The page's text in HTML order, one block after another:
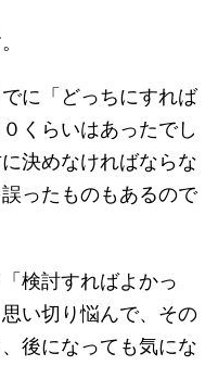
に「どっちにすれば
くらいはあったでし
決めなければならな
ったものもあるので
検討すればよかっ
い切り悩んで、その
後になっても気にな